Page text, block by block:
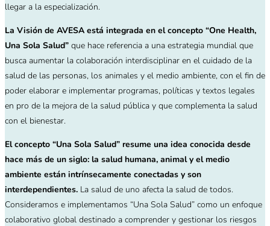
llegar a la especialización.
La Visión de AVESA está integrada en el concepto “One Health,
Una Sola Salud” que hace referencia a una estrategia mundial que
busca aumentar la colaboración interdisciplinar en el cuidado de la
salud de las personas, los animales y el medio ambiente, con el fin de
poder elaborar e implementar programas, políticas y textos legales
en pro de la mejora de la salud pública y que complementa la salud
con el bienestar.
El concepto “Una Sola Salud” resume una idea conocida desde
hace más de un siglo: la salud humana, animal y el medio
ambiente están intrínsecamente conectadas y son
interdependientes. La salud de uno afecta la salud de todos.
Consideramos e implementamos “Una Sola Salud” como un enfoque
colaborativo global destinado a comprender y gestionar los riesgos